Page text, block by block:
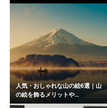
人気・おしゃれな山の絵6選｜山
の絵を飾るメリットや...